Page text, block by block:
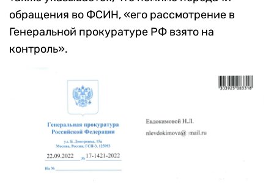
обращения во ФСИН, «его рассмотрение в
Генеральной прокуратуре РФ взято на
контроль».